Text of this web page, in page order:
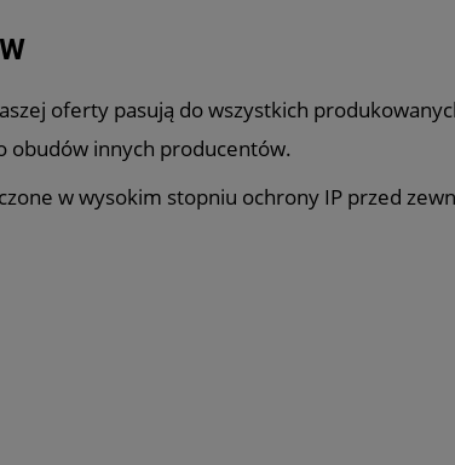
oferty pasują do wszystkich
obudów innych producentów.
w wysokim stopniu ochrony IP przed